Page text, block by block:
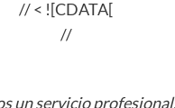
// < ![CDATA[
//
un servicio